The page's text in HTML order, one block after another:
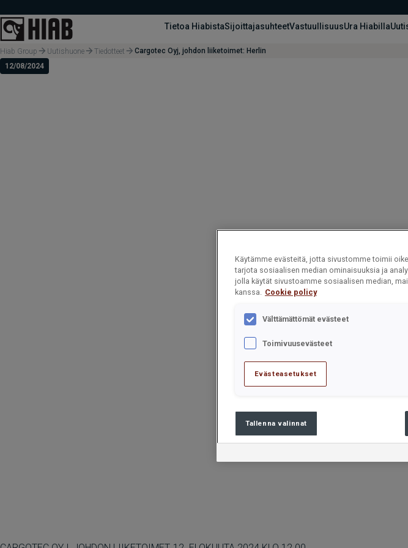
Tietoa HiabistaSijoittajasuhteetVastuullisuusUra Hiabilla
Hiab Group Uutishuone Tiedotteet
Cargotec Oyj, johdon liiketoimet: Herlin
12/08/2024
Käytämme evästeitä, jotta sivustomme toimii
tarjota sosiaalisen median ominaisuuksia ja
jolla käytät sivustoamme sosiaalisen median,
kanssa.
Cookie policy
Välttämättömät evästeet
Toimivuusevästeet
Evästeasetukset
Tallenna valinnat